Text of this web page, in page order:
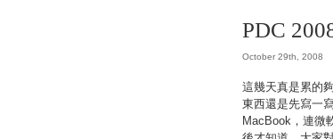
PDC
October 29th, 2008
這幾天真是累的
東西還是先寫一
MacBook，連微